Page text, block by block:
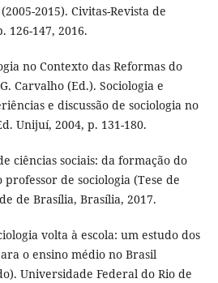
2015). Civitas-Revista de
126-147, 2016.
no Contexto das Reformas do
Carvalho (Ed.). Sociologia e
e discussão de sociologia no
Unijuí, 2004, p. 131-180.
de ciências sociais: da formação do
de sociologia (Tese de
de Brasília, Brasília, 2017.
volta à escola: um estudo dos
o ensino médio no Brasil
Universidade Federal do Rio de